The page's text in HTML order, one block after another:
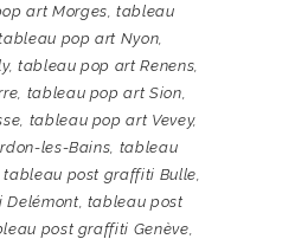
art Morges ,tableau
pop art Nyon
, tableau pop art Renens
tableau pop art Sion
tableau pop art Vevey,
les-Bains tableau
,tableau post graffiti Bulle
tableau post
post graffiti Genève